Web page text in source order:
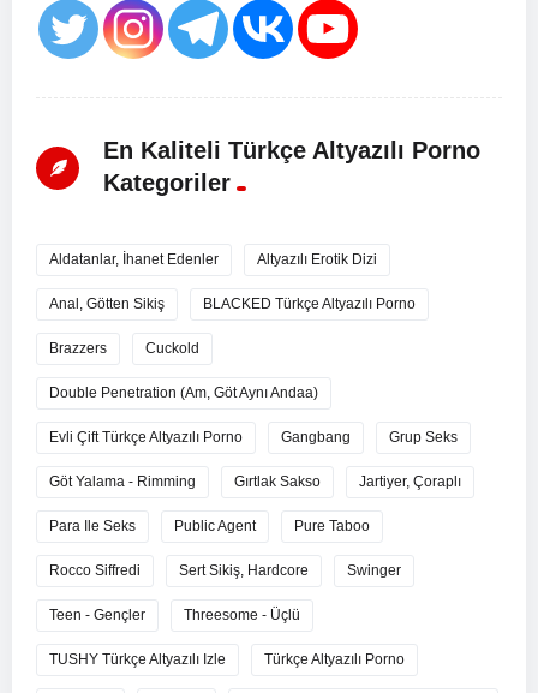
En Kaliteli Türkçe Altyazılı Porno
Kategoriler
Aldatanlar, İhanet Edenler Altyazılı Erotik Dizi
Anal, Götten Sikiş BLACKED Türkçe Altyazılı Porno
Brazzers Cuckold
Double Penetration (Am, Göt Aynı Andaa)
Evli Çift Türkçe Altyazılı Porno Gangbang Grup Seks
Göt Yalama - Rimming Gırtlak Sakso Jartiyer, Çoraplı
Para Ile Seks Public Agent Pure Taboo
Rocco Siffredi Sert Sikiş, Hardcore Swinger
Teen - Gençler Threesome - Üçlü
TUSHY Türkçe Altyazılı Izle Türkçe Altyazılı Porno